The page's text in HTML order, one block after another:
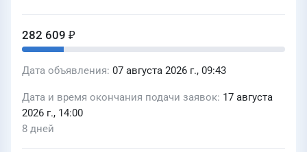
282 609 ₽
Дата объявления 07 августа 2026 г., 09:43
Дата и время окончания подачи заявок 17 августа
2026 г., 14:00
8 дней